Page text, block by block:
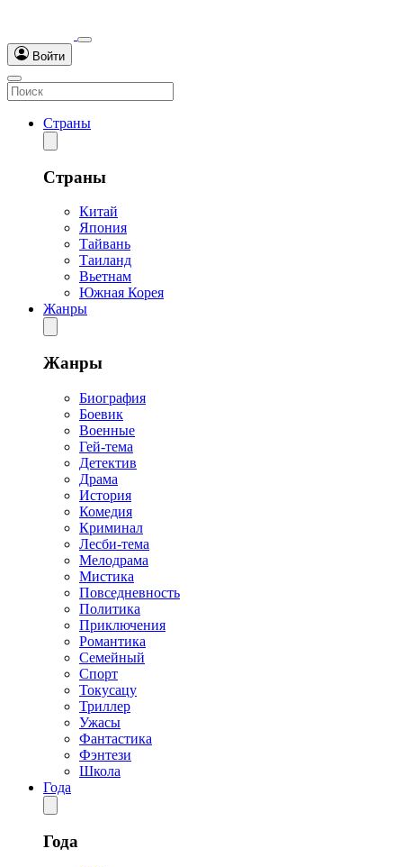
Войти
Страны
Страны
Китай
Япония
Тайвань
Таиланд
Вьетнам
Южная Корея
Жанры
Жанры
Биография
Боевик
Военные
Гей-тема
Детектив
Драма
История
Комедия
Криминал
Лесби-тема
Мелодрама
Мистика
Повседневность
Политика
Приключения
Романтика
Семейный
Спорт
Токусацу
Триллер
Ужасы
Фантастика
Фэнтези
Школа
Года
Года